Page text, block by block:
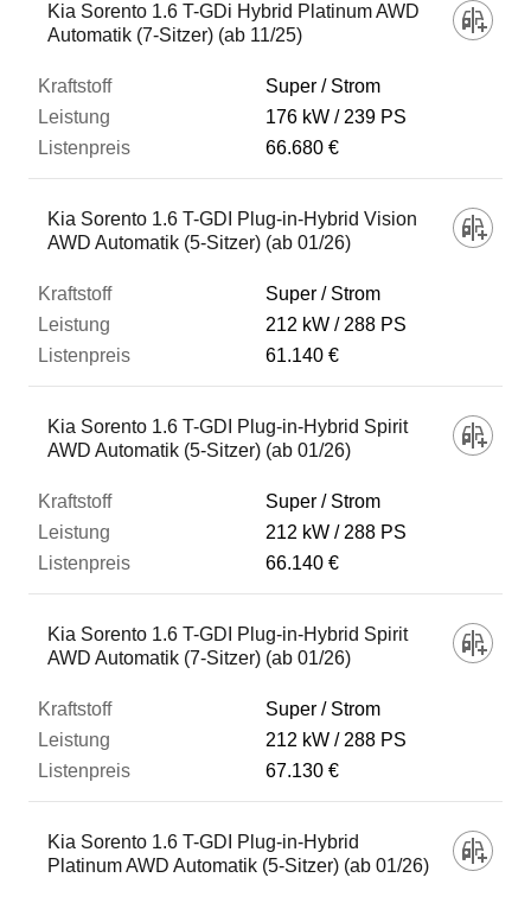
Kia Sorento 1.6 T-GDi Hybrid Platinum AWD
Automatik (7-Sitzer) (ab 11/25)
Super / Strom
176 kW
239 PS
66.680 €
Kia Sorento 1.6 T-GDI Plug-in-Hybrid Vision
AWD Automatik (5-Sitzer) (ab 01/26)
Super / Strom
212 kW
288 PS
61.140 €
Kia Sorento 1.6 T-GDI Plug-in-Hybrid Spirit
AWD Automatik (5-Sitzer) (ab 01/26)
Super / Strom
212 kW
288 PS
66.140 €
Kia Sorento 1.6 T-GDI Plug-in-Hybrid Spirit
AWD Automatik (7-Sitzer) (ab 01/26)
Super / Strom
212 kW
288 PS
67.130 €
Kia Sorento 1.6 T-GDI Plug-in-Hybrid
Platinum AWD Automatik (5-Sitzer) (ab 01/26)